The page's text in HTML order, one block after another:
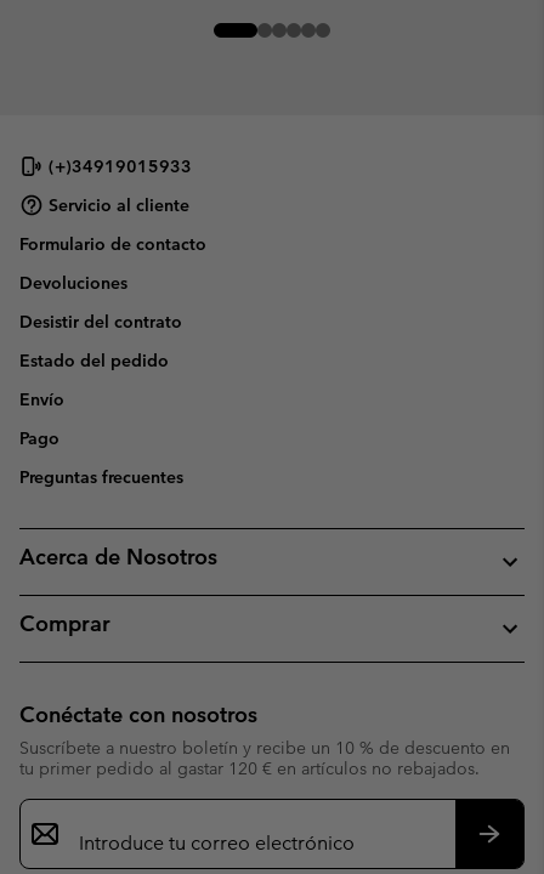
(+)34919015933
Servicio al cliente
Formulario de contacto
Devoluciones
Desistir del contrato
Estado del pedido
Envío
Pago
Preguntas frecuentes
Acerca de Nosotros
Comprar
Conéctate con nosotros
Suscríbete a nuestro boletín y recibe un 10 % de descuento en
tu primer pedido al gastar 120 € en artículos no rebajados.
Suscripción
de
correo